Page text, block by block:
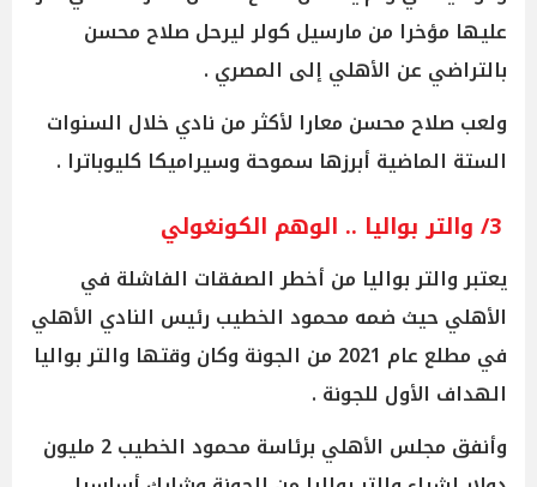
عليها مؤخرا من مارسيل كولر ليرحل صلاح محسن
بالتراضي عن الأهلي إلى المصري .
ولعب صلاح محسن معارا لأكثر من نادي خلال السنوات
الستة الماضية أبرزها سموحة وسيراميكا كليوباترا .
3/ والتر بواليا .. الوهم الكونغولي
يعتبر والتر بواليا من أخطر الصفقات الفاشلة في
الأهلي حيث ضمه محمود الخطيب رئيس النادي الأهلي
في مطلع عام 2021 من الجونة وكان وقتها والتر بواليا
الهداف الأول للجونة .
وأنفق مجلس الأهلي برئاسة محمود الخطيب 2 مليون